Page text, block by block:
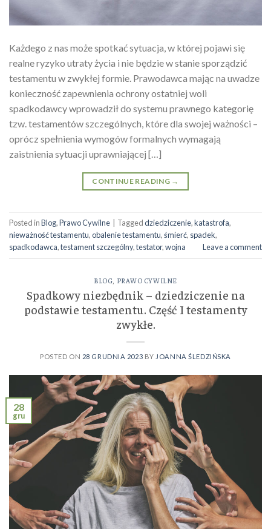
Każdego z nas może spotkać sytuacja, w której pojawi się
realne ryzyko utraty życia i nie będzie w stanie sporządzić
testamentu w zwykłej formie. Prawodawca mając na uwadze
konieczność zapewnienia ochrony ostatniej woli
spadkodawcy wprowadził do systemu prawnego kategorię
tzw. testamentów szczególnych, które dla swojej ważności –
oprócz spełnienia wymogów formalnych wymagają
zaistnienia sytuacji uprawniającej […]
CONTINUE READING →
Posted inBlog,Prawo Cywilne Taggeddziedziczenie,katastrofa,
nieważność testamentu,obalenie testamentu,śmierć, spadek,
spadkodawca,testament szczególny,testator,wojna Leave a comment
BLOG PRAWO CYWILNE
Spadkowy niezbędnik – dziedziczenie na
podstawie testamentu. Część I testamenty
zwykłe.
POSTED ON 28 GRUDNIA 2023 BY JOANNA ŚLEDZIŃSKA
28
gru